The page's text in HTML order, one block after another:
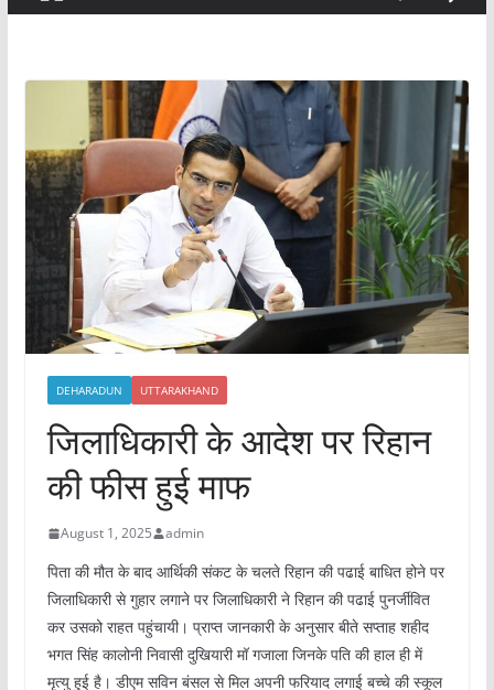
DEHARADUN UTTARAKHAND
जिलाधिकारी के आदेश पर रिहान
की फीस हुई माफ
August 1, 2025 admin
पिता की मौत के बाद आर्थिकी संकट के चलते रिहान की पढाई बाधित होने पर
जिलाधिकारी से गुहार लगाने पर जिलाधिकारी ने रिहान की पढाई पुनर्जीवित
कर उसको राहत पहुंचायी। प्राप्त जानकारी के अनुसार बीते सप्ताह शहीद
भगत सिंह कालोनी निवासी दुखियारी मॉ गजाला जिनके पति की हाल ही में
मृत्यु हुई है। डीएम सविन बंसल से मिल अपनी फरियाद लगाई बच्चे की स्कूल